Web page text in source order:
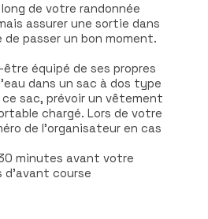
de votre randonnée
assurer une sortie dans
passer un bon moment.
équipé de ses propres
dans un sac à dos type
sac, prévoir un vêtement
chargé. Lors de votre
de l'organisateur en cas
minutes avant votre
d'avant course